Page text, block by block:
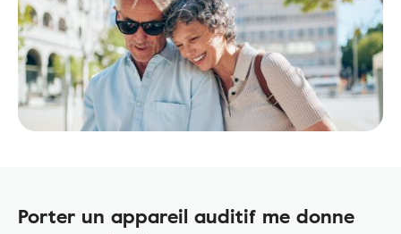
Porter un appareil auditif me donne